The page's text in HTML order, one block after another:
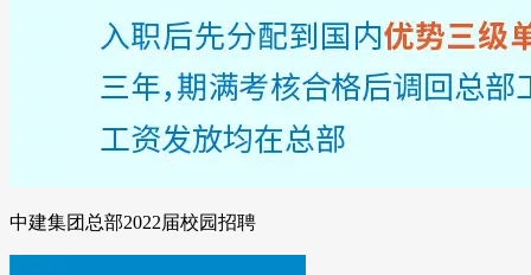
中建集团总部2022届校园招聘